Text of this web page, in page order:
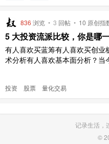
836 浏览 • 3 回帖 • 10 原创指
5 大投资流派比较，你是哪
有人喜欢买蓝筹有人喜欢买创业
术分析有人喜欢基本面分析？当
式 当今世界有五种投资模式占据
场价格低于其内在价值（ ..
投资 股票 量化交易
记录生活，
©